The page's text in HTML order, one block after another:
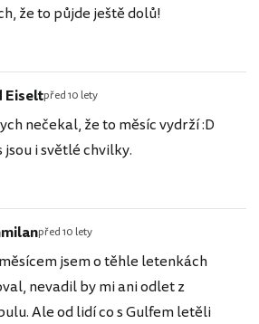
že to půjde ještě dolů!
Eiseltpřed 10 lety
nečekal, že to měsíc vydrží :D
jsou i světlé chvilky.
před 10 lety
jsem o těhle letenkách
nevadil by mi ani odlet z
Ale od lidí co s Gulfem letěli